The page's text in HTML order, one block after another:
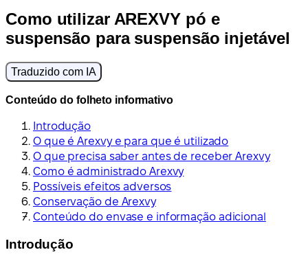
Como utilizar AREXVY pó e
suspensão para suspensão injetável
Traduzido com IA
Conteúdo do folheto informativo
Introdução
O que é Arexvy e para que é utilizado
O que precisa saber antes de receber Arexvy
Como é administrado Arexvy
Possíveis efeitos adversos
Conservação de Arexvy
Conteúdo do envase e informação adicional
Introdução